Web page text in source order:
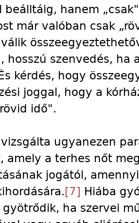
beálltáig, hanem
már valóban csak
hosszú szenvedés, ha
kérdés, hogy
joggal, hogy a
idő".
ugyanezen
amely a terhes nőt
jogától,
[7] Hiába
gyötrődik, ha szervei